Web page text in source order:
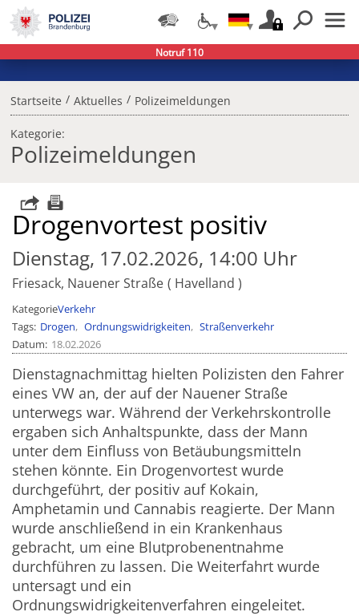
Startseite / Aktuelles / Polizeimeldungen
Kategorie:
Polizeimeldungen
Drogenvortest positiv
Dienstag, 17.02.2026, 14:00 Uhr
Friesack, Nauener Straße Havelland
KategorieVerkehr
Tags Drogen Ordnungswidrigkeiten
Straßenverkehr
Datum 18.02.2026
Dienstagnachmittag hielten Polizisten den Fahrer
eines VW an, der auf der Nauener Straße
unterwegs war. Während der Verkehrskontrolle
ergaben sich Anhaltspunkte, dass der Mann
unter dem Einfluss von Betäubungsmitteln
stehen könnte. Ein Drogenvortest wurde
durchgeführt, der positiv auf Kokain,
Amphetamin und Cannabis reagierte. Der Mann
wurde anschließend in ein Krankenhaus
gebracht, um eine Blutprobenentnahme
durchführen zu lassen. Die Weiterfahrt wurde
untersagt und ein
Ordnungswidrigkeitenverfahren eingeleitet.
Notruf 110